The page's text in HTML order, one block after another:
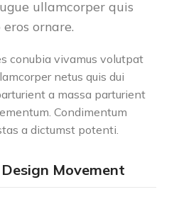
ullamcorper quis
ornare.
conubia vivamus volutpat
netus quis dui
a massa parturient
Condimentum
a dictumst potenti.
Movement